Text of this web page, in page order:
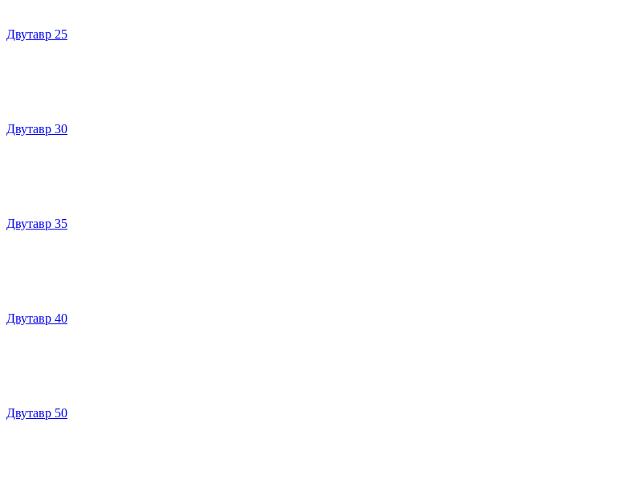
Двутавр 25
Двутавр 30
Двутавр 35
Двутавр 40
Двутавр 50